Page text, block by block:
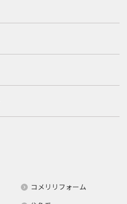
コメリリフォーム